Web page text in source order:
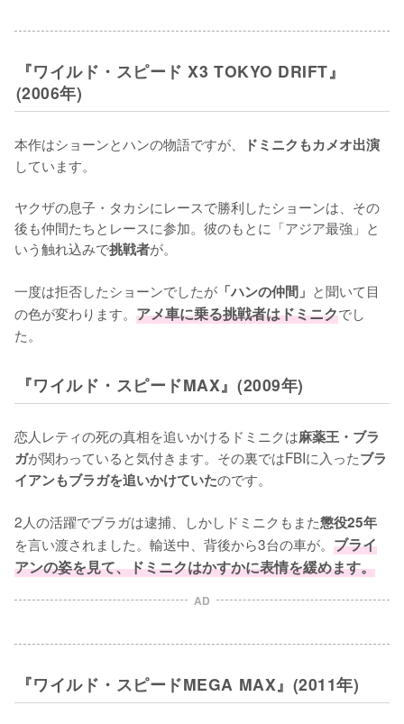
『ワイルド・スピード X3 TOKYO DRIFT』
(2006年)
本作はショーンとハンの物語ですが、
ドミニクもカメオ出演
しています。
ヤクザの息子・タカシにレースで勝利したショーンは、その
後も仲間たちとレースに参加。彼のもとに「アジア最強」と
いう触れ込みで挑戦者が。
一度は拒否したショーンでしたが 「ハンの仲間」 と聞いて目
の色が変わります。 アメ車に乗る挑戦者はドミニクでし
た。
『ワイルド・スピードMAX』(2009年)
恋人レティの死の真相を追いかけるドミニクは麻薬王・ブラ
ガが関わっていると気付きます。その裏ではFBIに入ったブラ
イアンもブラガを追いかけていたのです。
2人の活躍でブラガは逮捕、しかしドミニクもまた懲役25年
を言い渡されました。輸送中、背後から3台の車が。 ブライ
アンの姿を見て、ドミニクはかすかに表情を緩めます。
AD
『ワイルド・スピードMEGA MAX』(2011年)